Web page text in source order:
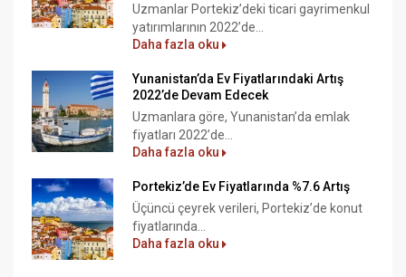
Uzmanlar Portekiz’deki ticari gayrimenkul
yatırımlarının 2022’de...
Daha fazla oku
Yunanistan’da Ev Fiyatlarındaki Artış
2022’de Devam Edecek
Uzmanlara göre, Yunanistan’da emlak
fiyatları 2022’de...
Daha fazla oku
Portekiz’de Ev Fiyatlarında %7.6 Artış
Üçüncü çeyrek verileri, Portekiz’de konut
fiyatlarında...
Daha fazla oku